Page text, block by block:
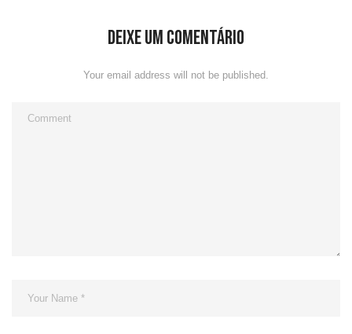
Deixe um comentário
Your email address will not be published.